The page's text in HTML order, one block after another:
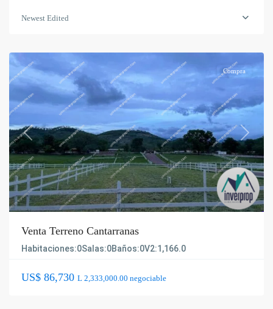
Newest Edited
Previous Next
Compra
Venta Terreno Cantarranas
Habitaciones:0Salas:0Baños:0V2:1,166.0
US$ 86,730 L 2,333,000.00 negociable